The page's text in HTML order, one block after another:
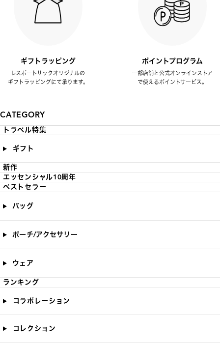
ギフトラッピング
レスポートサックオリジナルの
ギフトラッピングにて承ります。
ポイントプログラム
一部店舗と公式オンラインストア
で使えるポイントサービス。
CATEGORY
トラベル特集
ギフト
新作
エッセンシャル10周年
ベストセラー
バッグ
ポーチ/アクセサリー
ウェア
ランキング
コラボレーション
コレクション